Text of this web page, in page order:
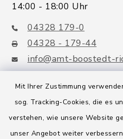
Mit Ihrer Zustimmung
sog. Tracking-Cookies, die es
verstehen, wie unsere Website
unser Angebot weiter
14:00 - 18:00 Uhr
04328 179-0
04328 - 179-44
info@amt-boostedt-
Quicklinks
Amt Boostedt-Rickling